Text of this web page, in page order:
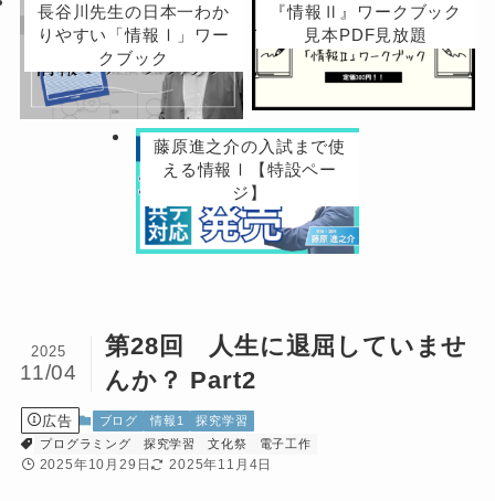
長谷川先生の日本一わか
りやすい「情報Ⅰ」ワー
クブック
『情報Ⅱ』ワークブック
見本PDF見放題
藤原進之介の入試まで使
える情報Ⅰ【特設ペー
ジ】
第28回 人生に退屈していませ
んか？ Part2
2025
11/04
広告 ブログ 情報1
探究学習
プログラミング
探究学習 文化祭 電子工作
2025年10月29日 2025年11月4日